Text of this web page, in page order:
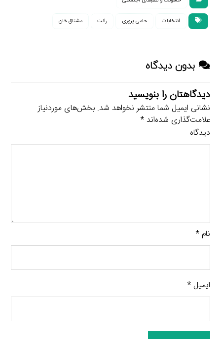
انتخابات حامی پروری رانت مشتاق خان
بدون دیدگاه
دیدگاهتان را بنویسید
نشانی ایمیل شما منتشر نخواهد شد. بخش‌های موردنیاز
علامت‌گذاری شده‌اند*
دیدگاه
نام*
ایمیل*